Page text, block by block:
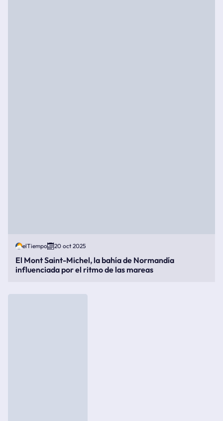
elTiempo 20 oct 2025
El Mont Saint-Michel, la bahía de Normandía
influenciada por el ritmo de las mareas